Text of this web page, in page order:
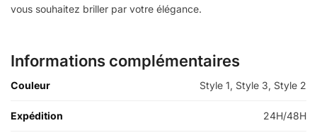
vous souhaitez briller par votre élégance.
Informations complémentaires
Couleur Style 1, Style 3, Style 2
Expédition 24H/48H